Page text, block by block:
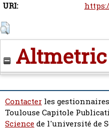
URI:
Altmetric
Contacter les
Toulouse Capitole
Sciencede l'université de